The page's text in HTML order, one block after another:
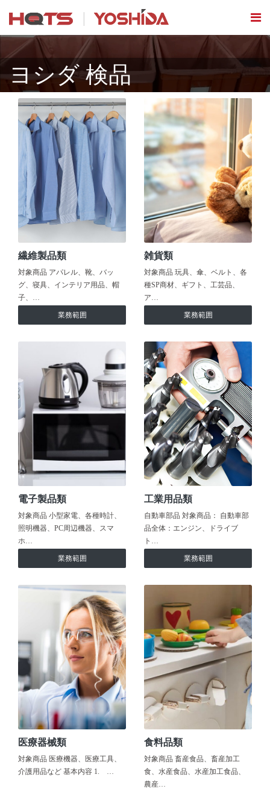
ヨシダ 検品
繊維製品類
対象商品 アパレル、靴、バッ
グ、寝具、インテリア用品、帽
子、…
業務範囲
雑貨類
対象商品 玩具、傘、ベルト、各
種SP商材、ギフト、工芸品、
ア…
業務範囲
電子製品類
対象商品 小型家電、各種時計、
照明機器、PC周辺機器、スマ
ホ…
業務範囲
工業用品類
自動車部品 対象商品： 自動車部
品全体：エンジン、ドライブ
ト…
業務範囲
医療器械類
対象商品 医療機器、医療工具、
介護用品など 基本内容 1. …
食料品類
対象商品 畜産食品、畜産加工
食、水産食品、水産加工食品、
農産…